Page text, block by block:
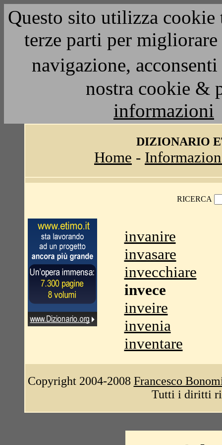
Questo sito utilizza
terze parti per
navigazione,
nostra cookie &
informazioni
DIZIONARIO
Home -
RICERCA
invanire
invasare
invecchiare
invece
inveire
invenia
inventare
Copyright 2004-2008 Francesco
Tutti i diritti